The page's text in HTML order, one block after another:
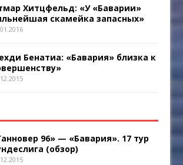
Хитцфельд: «У «Баварии»
скамейка запасных»
Бенатиа: «Бавария» близка к
96» — «Бавария». 17 тур
(обзор)